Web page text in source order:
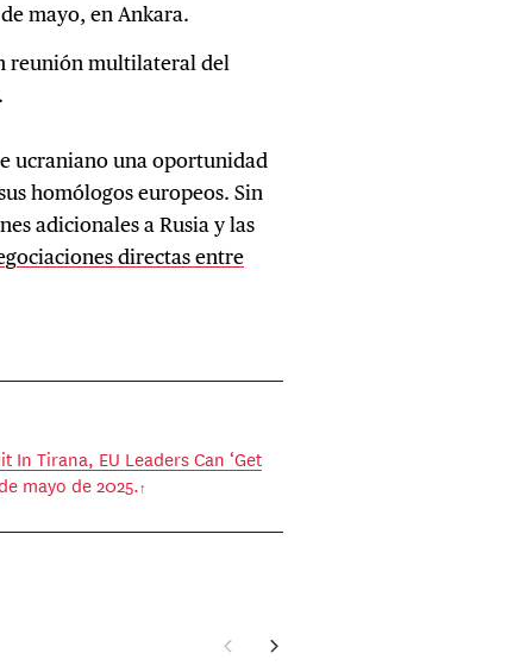
mayo, en Ankara.
reunión multilateral del
ucraniano una oportunidad
homólogos europeos. Sin
adicionales a Rusia y las
directas entre
In Tirana, EU Leaders Can ‘Get
mayo de 2025.